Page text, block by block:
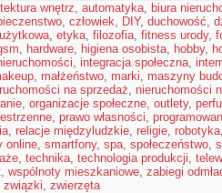
wnętrz, automatyka, biura
, człowiek, DIY, duchowość,
, etyka, filozofia, fitness urody,
, hardware, higiena osobista, hobby,
, integracja społeczna,
, małżeństwo, marki, maszyny
na sprzedaż, nieruchomości
, organizacje społeczne, outlety,
, prawo własności,
, relacje międzyludzkie, religie, robotyka
online, smartfony, spa, społeczeństwo,
, technika, technologia produkcji,
, wspólnoty mieszkaniowe, zabiegi
związki, zwierzęta